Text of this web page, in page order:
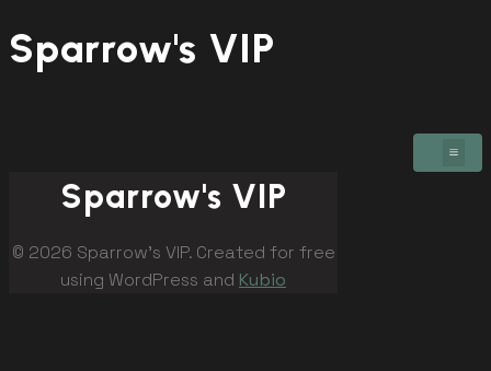
Sparrow's VIP
Sparrow's VIP
© 2026 Sparrow's VIP. Created for free
using WordPress and Kubio